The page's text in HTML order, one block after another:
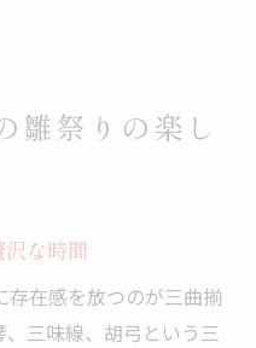
雛祭りの楽し
な時間
存在感を放つのが三曲揃
、三味線、胡弓という三